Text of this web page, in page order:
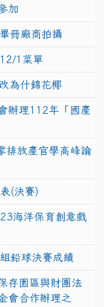
加
冊廠商拍攝
1菜單
為什錦花椰
辦理112年「國產
排放產官學高峰論
(決賽)
海洋保育創意戲
鉛球決賽成績
存園區與財團法
會合作辦理之